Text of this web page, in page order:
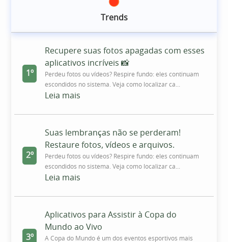
Trends
1º
Recupere suas fotos apagadas com esses
aplicativos incríveis 📸
Perdeu fotos ou vídeos? Respire fundo: eles continuam
escondidos no sistema. Veja como localizar ca...
Leia mais
2º
Suas lembranças não se perderam!
Restaure fotos, vídeos e arquivos.
Perdeu fotos ou vídeos? Respire fundo: eles continuam
escondidos no sistema. Veja como localizar ca...
Leia mais
3º
Aplicativos para Assistir à Copa do
Mundo ao Vivo
A Copa do Mundo é um dos eventos esportivos mais